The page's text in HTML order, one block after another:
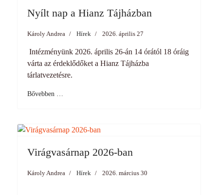
Nyílt nap a Hianz Tájházban
Károly Andrea Hírek 2026. április 27
Intézményünk 2026. április 26-án 14 órától 18 óráig
várta az érdeklődőket a Hianz Tájházba
tárlatvezetésre.
Bővebben …
Virágvasárnap 2026-ban
Károly Andrea Hírek 2026. március 30